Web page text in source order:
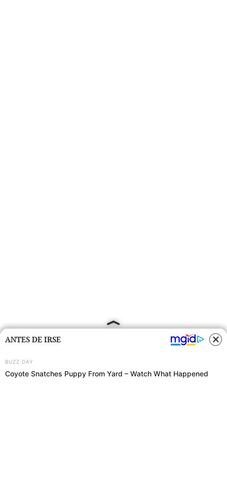
ANTES DE IRSE